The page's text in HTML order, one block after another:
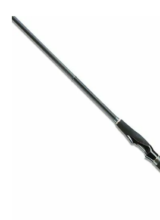
キーワード
PREMIUM オンライン限定